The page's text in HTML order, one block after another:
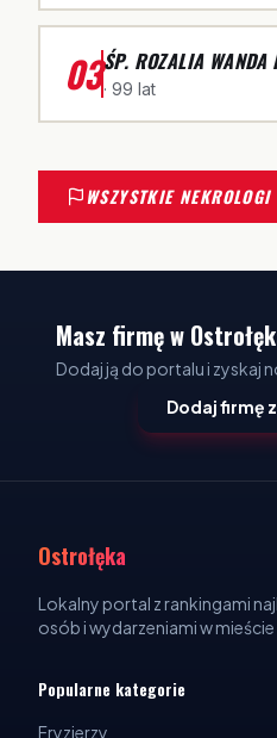
03ŚP. ROZALIA WANDA
· 99 lat
WSZYSTKIE NEKROLOGI
Masz firmę w
Dodaj ją do portalu i zyskaj
Dodaj firmę
Ostrołęka
Lokalny portal z rankingami
osób i wydarzeniami w mieście
Popularne kategorie
Fryzjerzy